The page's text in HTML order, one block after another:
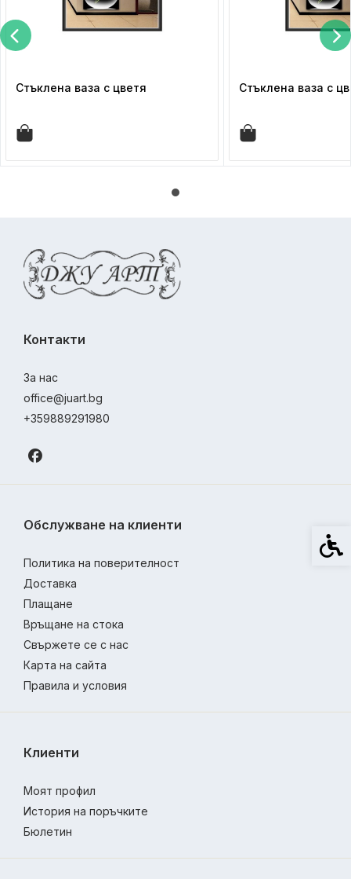
Стъклена ваза с цветя Стъклена ваза с
Контакти
За нас
office@juart.bg
+359889291980
Обслужване на клиенти
Политика на поверителност
Доставка
Плащане
Връщане на стока
Свържете се с нас
Карта на сайта
Правила и условия
Клиенти
Моят профил
История на поръчките
Бюлетин